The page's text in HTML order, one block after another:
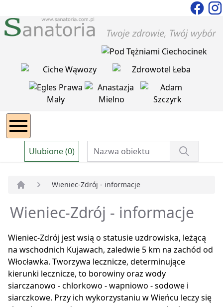
Ulubione (0)
Wieniec-Zdrój - informacje
Wieniec-Zdrój - informacje
Wieniec-Zdrój jest wsią o statusie uzdrowiska, leżącą
na wschodnich Kujawach, zaledwie 5 km na zachód od
Włocławka. Tworzywa lecznicze, determinujące
kierunki lecznicze, to borowiny oraz wody
siarczanowo - chlorkowo - wapniowo - sodowe i
siarczkowe. Przy ich wykorzystaniu w Wieńcu leczy się